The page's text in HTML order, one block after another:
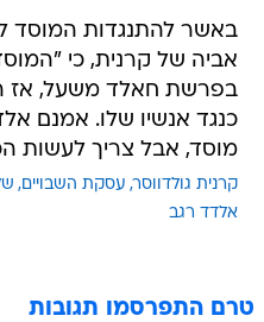
באשר להתנגדות המוסד
אביה של קרנית, כי
בפרשת חאלד משעל, אז
כנגד אנשיו שלו. אמנם
מוסד, אבל צריך לעשות
קרנית גולדווסר עסקת השבויים
אלדד רגב
טרם התפרסמו תגובות